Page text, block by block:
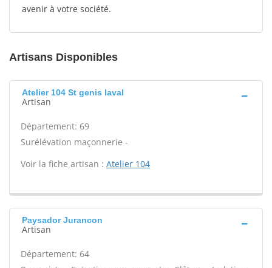
avenir à votre société.
Artisans Disponibles
Atelier 104 St genis laval
Artisan
Département: 69
Surélévation maçonnerie -
Voir la fiche artisan : Atelier 104
Paysador Jurancon
Artisan
Département: 64